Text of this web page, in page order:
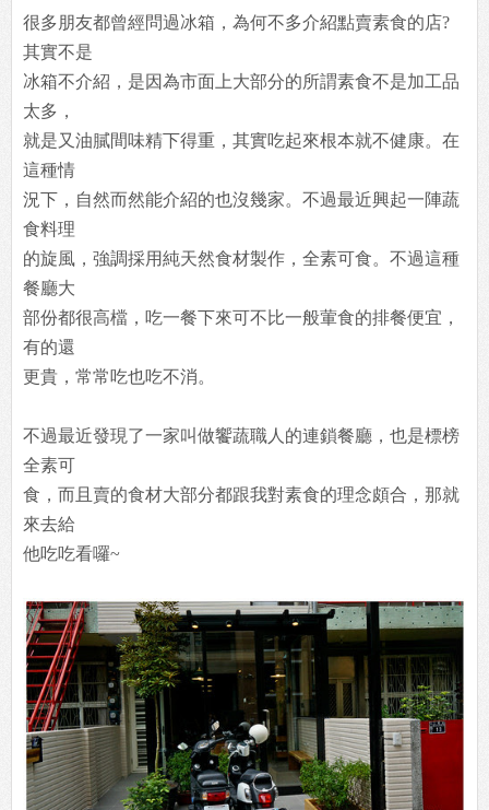
很多朋友都曾經問過冰箱，為何不多介紹點賣素食的店?
其實不是
冰箱不介紹，是因為市面上大部分的所謂素食不是加工品
太多，
就是又油膩間味精下得重，其實吃起來根本就不健康。在
這種情
況下，自然而然能介紹的也沒幾家。不過最近興起一陣蔬
食料理
的旋風，強調採用純天然食材製作，全素可食。不過這種
餐廳大
部份都很高檔，吃一餐下來可不比一般葷食的排餐便宜，
有的還
更貴，常常吃也吃不消。
不過最近發現了一家叫做饗蔬職人的連鎖餐廳，也是標榜
全素可
食，而且賣的食材大部分都跟我對素食的理念頗合，那就
來去給
他吃吃看囉~